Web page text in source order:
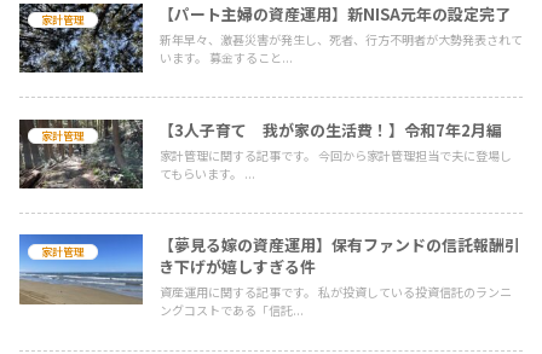
家計管理 【パート主婦の資産運用】新NISA元年の設定完了
新年早々、激甚災害が発生し、死者、行方不明者が大勢発表されて
います。 募金すること...
家計管理 【3人子育て 我が家の生活費！】令和7年2月編
家計管理に関する記事です。 今回から家計管理担当で夫に登場し
てもらいます。 ...
家計管理
【夢見る嫁の資産運用】保有ファンドの信託報酬引
き下げが嬉しすぎる件
資産運用に関する記事です。 私が投資している投資信託のランニ
ングコストである「信託...